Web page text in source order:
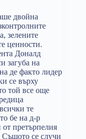
двойна
зелените
ценности.
Доналд
загуба на
де факто лидер
се върху
той все още
те
бе на д-р
претърпелия
се случи